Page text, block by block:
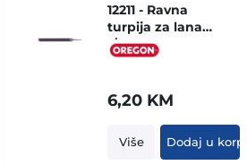
12211 - Ravna
turpija za lanac
1/1
6,20 KM
Više Dodaj u korpu